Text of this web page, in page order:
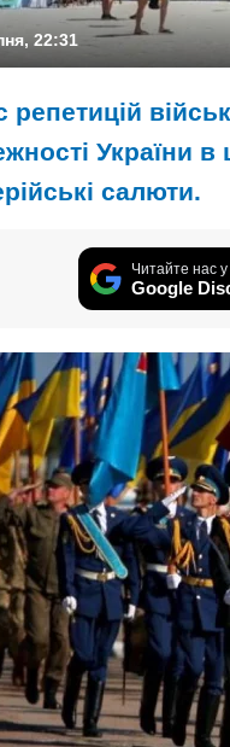
22:31
репетицій
України
салюти.
Читайте нас у
Google